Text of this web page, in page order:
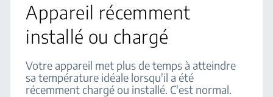
Appareil récemment
installé ou chargé
Votre appareil met plus de temps à atteindre
sa température idéale lorsqu'il a été
récemment chargé ou installé. C'est normal.